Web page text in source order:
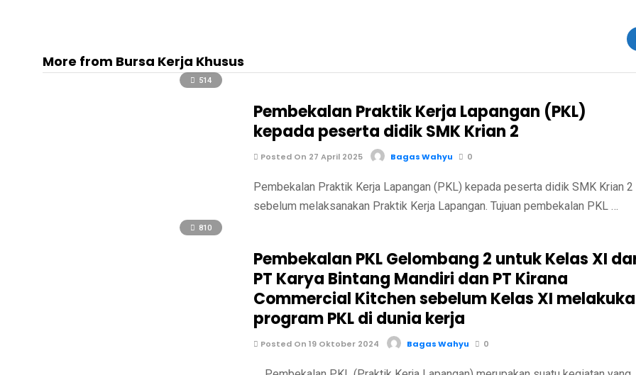
More from Bursa Kerja Khusus
514
Pembekalan Praktik Kerja Lapangan (PKL)
kepada peserta didik SMK Krian 2
Posted On 27 April 2025 Bagas Wahyu 0
Pembekalan Praktik Kerja Lapangan (PKL) kepada peserta didik SMK Krian 2
sebelum melaksanakan Praktik Kerja Lapangan. Tujuan pembekalan PKL …
810
Pembekalan PKL Gelombang 2 untuk Kelas XI
PT Karya Bintang Mandiri dan PT Kirana
Commercial Kitchen sebelum Kelas XI
program PKL di dunia kerja
Posted On 19 Oktober 2024 Bagas Wahyu 0